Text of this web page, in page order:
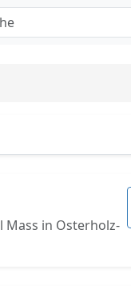
Mass in Osterholz-